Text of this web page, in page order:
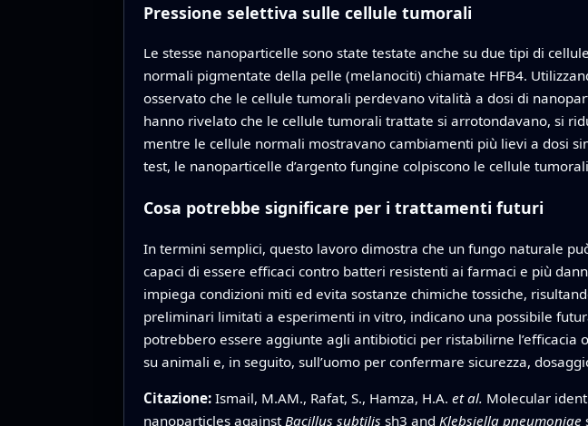
Pressione selettiva sulle cellule tumorali
Le stesse nanoparticelle sono state testate anche su due tipi di
normali pigmentate della pelle (melanociti) chiamate HFB4.
osservato che le cellule tumorali perdevano vitalità a dosi di
hanno rivelato che le cellule tumorali trattate si arrotondavano, si
mentre le cellule normali mostravano cambiamenti più lievi a dosi
test, le nanoparticelle d’argento fungine colpiscono le cellule
Cosa potrebbe significare per i trattamenti futuri
In termini semplici, questo lavoro dimostra che un fungo naturale
capaci di essere efficaci contro batteri resistenti ai farmaci e più
impiega condizioni miti ed evita sostanze chimiche tossiche,
preliminari limitati a esperimenti in vitro, indicano una possibile
potrebbero essere aggiunte agli antibiotici per ristabilirne
su animali e, in seguito, sull’uomo per confermare sicurezza,
Citazione: Ismail, M.AM., Rafat, S., Hamza, H.A. et al. Molecular
nanoparticles againstBacillus subtilis sh3 and Klebsiella pneumoniae